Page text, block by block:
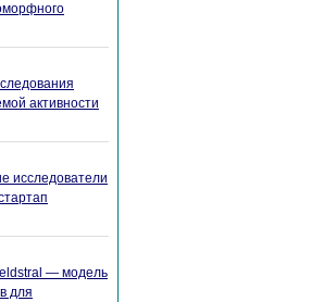
активности
исследователи
— модель
для